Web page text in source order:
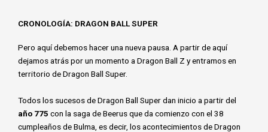
CRONOLOGÍA: DRAGON BALL SUPER
Pero aquí debemos hacer una nueva pausa. A partir de aquí
dejamos atrás por un momento a Dragon Ball Z y entramos en
territorio de Dragon Ball Super.
Todos los sucesos de Dragon Ball Super dan inicio a partir del
año 775 con la saga de Beerus que da comienzo con el 38
cumpleaños de Bulma, es decir, los acontecimientos de Dragon